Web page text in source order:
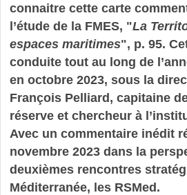
connaitre cette carte
l’étude de la FMES, "La
espaces maritimes", p. 95.
conduite tout au long de
en octobre 2023, sous la
François Pelliard, capitaine
réserve et chercheur à
Avec un commentaire inédit
novembre 2023 dans la
deuxièmes rencontres
Méditerranée, les RSMed.